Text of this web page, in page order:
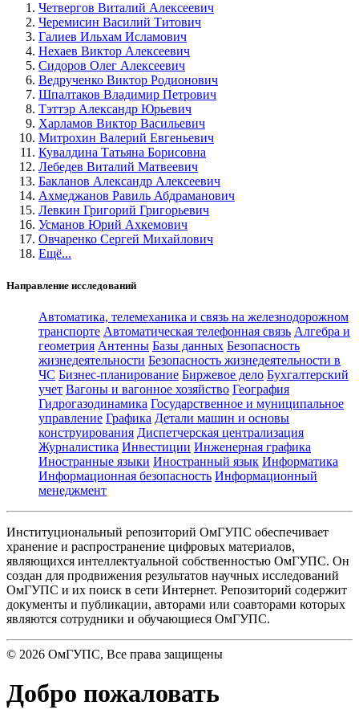
Четвергов Виталий Алексеевич
Черемисин Василий Титович
Галиев Ильхам Исламович
Нехаев Виктор Алексеевич
Сидоров Олег Алексеевич
Ведрученко Виктор Родионович
Шпалтаков Владимир Петрович
Тэттэр Александр Юрьевич
Харламов Виктор Васильевич
Митрохин Валерий Евгеньевич
Кувалдина Татьяна Борисовна
Лебедев Виталий Матвеевич
Бакланов Александр Алексеевич
Ахмеджанов Равиль Абдраманович
Левкин Григорий Григорьевич
Усманов Юрий Ахкемович
Овчаренко Сергей Михайлович
Ещё...
Направление исследований
Автоматика, телемеханика и связь на железнодорожном
транспорте Автоматическая телефонная связь Алгебра и
геометрия Антенны Базы данных Безопасность
жизнедеятельности Безопасность жизнедеятельности в
ЧС Бизнес-планирование Биржевое дело Бухгалтерский
учет Вагоны и вагонное хозяйство География
Гидрогазодинамика Государственное и муниципальное
управление Графика Детали машин и основы
конструирования Диспетчерская централизация
Журналистика Инвестиции Инженерная графика
Иностранные языки Иностранный язык Информатика
Информационная безопасность Информационный
менеджмент
Институциональный репозиторий ОмГУПС обеспечивает
хранение и распространение цифровых материалов,
являющихся интеллектуальной собственностью ОмГУПС. Он
создан для продвижения результатов научных исследований
ОмГУПС и их поиск в сети Интернет. Репозиторий содержит
документы и публикации, авторами или соавторами которых
являются сотрудники и обучающиеся ОмГУПС.
© 2026 ОмГУПС, Все права защищены
Добро пожаловать